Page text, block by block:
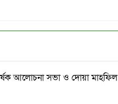
আলোচনা সভা ও দোয়া মাহফিল